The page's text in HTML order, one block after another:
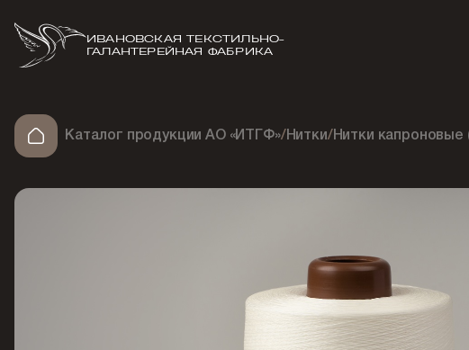
ИВАНОВСКАЯ ТЕКСТИЛЬНО-
ГАЛАНТЕРЕЙНАЯ ФАБРИКА
Каталог продукции АО «ИТГФ»/ Нитки / Нитки